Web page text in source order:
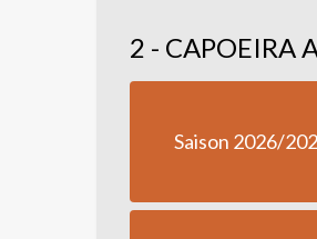
2 - CAPOEIRA
Saison 2026/